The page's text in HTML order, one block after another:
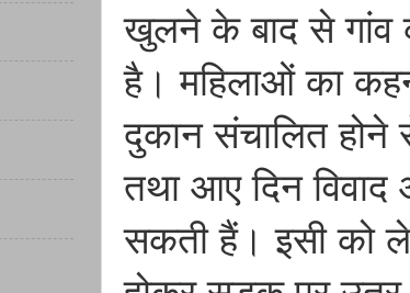
खुलने के बाद से गांव
है। महिलाओं का
दुकान संचालित होने
तथा आए दिन विवाद
सकती हैं। इसी को